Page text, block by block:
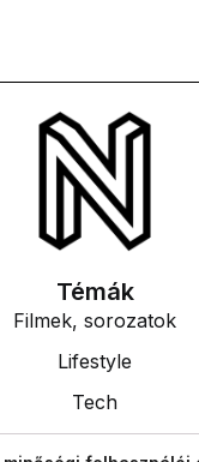
Témák
Filmek, sorozatok
Lifestyle
Tech